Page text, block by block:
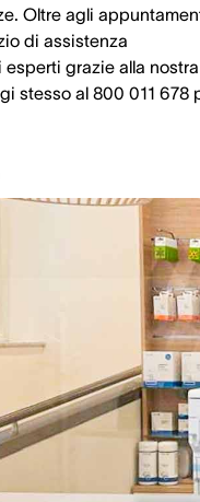
Oltre agli
di assistenza
grazie alla nostra
stesso al 800 011 678